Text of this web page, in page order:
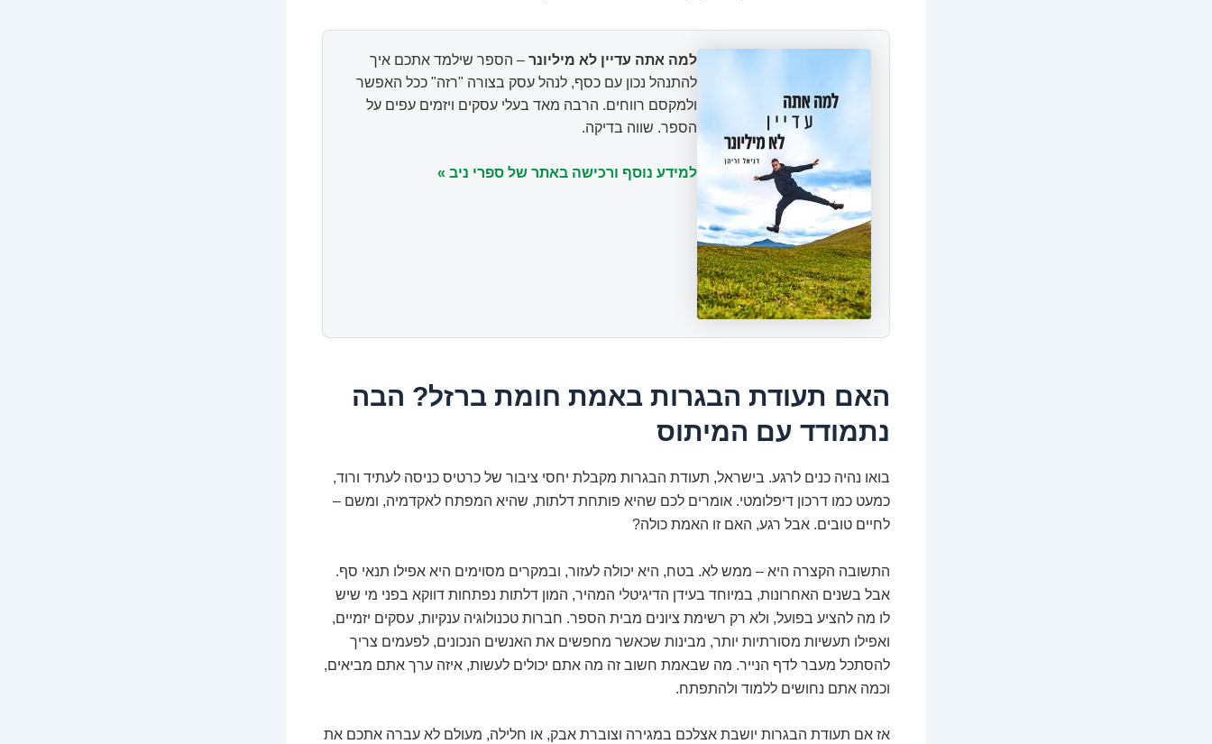
למה אתה עדיין לא מיליונר – הספר שילמד אתכם איך
להתנהל נכון עם כסף, לנהל עסק בצורה "רזה" ככל האפשר
ולמקסם רווחים. הרבה מאד בעלי עסקים ויזמים עפים על
הספר. שווה בדיקה.
למידע נוסף ורכישה באתר של ספרי ניב »
האם תעודת הבגרות באמת חומת ברזל? הבה
נתמודד עם המיתוס
בואו נהיה כנים לרגע. בישראל, תעודת הבגרות מקבלת יחסי ציבור של כרטיס כניסה לעתיד ורוד,
כמעט כמו דרכון דיפלומטי. אומרים לכם שהיא פותחת דלתות, שהיא המפתח לאקדמיה, ומשם –
לחיים טובים. אבל רגע, האם זו האמת כולה?
התשובה הקצרה היא – ממש לא. בטח, היא יכולה לעזור, ובמקרים מסוימים היא אפילו תנאי סף.
אבל בשנים האחרונות, במיוחד בעידן הדיגיטלי המהיר, המון דלתות נפתחות דווקא בפני מי שיש
לו מה להציע בפועל, ולא רק רשימת ציונים מבית הספר. חברות טכנולוגיה ענקיות, עסקים יזמיים,
ואפילו תעשיות מסורתיות יותר, מבינות שכאשר מחפשים את האנשים הנכונים, לפעמים צריך
להסתכל מעבר לדף הנייר. מה שבאמת חשוב זה מה אתם יכולים לעשות, איזה ערך אתם מביאים,
וכמה אתם נחושים ללמוד ולהתפתח.
אז אם תעודת הבגרות יושבת אצלכם במגירה וצוברת אבק, או חלילה, מעולם לא עברה אתכם את